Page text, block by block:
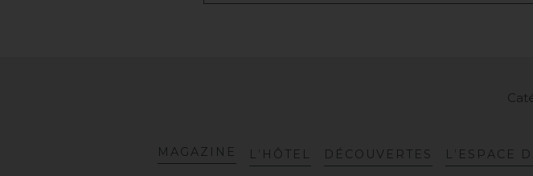
M A G A Z I N E L ’ H Ô T E L D É C O UV E R T E S L ’ E S PAC E D